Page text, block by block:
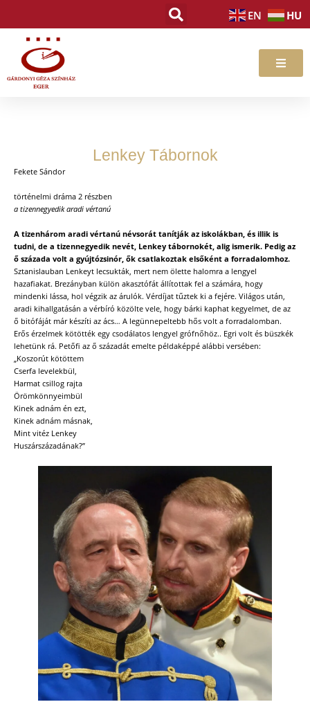
content
EN HU
Lenkey Tábornok
Fekete Sándor
történelmi dráma 2 részben
a tizennegyedik aradi vértanú
A tizenhárom aradi vértanú névsorát tanítják az iskolákban, és illik is
tudni, de a tizennegyedik nevét, Lenkey tábornokét, alig ismerik. Pedig az
ő százada volt a gyújtózsinór, ők csatlakoztak elsőként a forradalomhoz.
Sztanislauban Lenkeyt lecsukták, mert nem ölette halomra a lengyel
hazafiakat. Brezányban külön akasztófát állítottak fel a számára, hogy
mindenki lássa, hol végzik az árulók. Vérdíjat tűztek ki a fejére. Világos után,
aradi kihallgatásán a vérbíró közölte vele, hogy bárki kaphat kegyelmet, de az
ő bitófáját már készíti az ács… A legünnepeltebb hős volt a forradalomban.
Erős érzelmek kötötték egy csodálatos lengyel grófnőhöz.. Egri volt és büszkék
lehetünk rá. Petőfi az ő századát emelte példaképpé alábbi versében:
„Koszorút kötöttem
Cserfa levelekbül,
Harmat csillog rajta
Örömkönnyeimbül
Kinek adnám én ezt,
Kinek adnám másnak,
Mint vitéz Lenkey
Huszárszázadának?”